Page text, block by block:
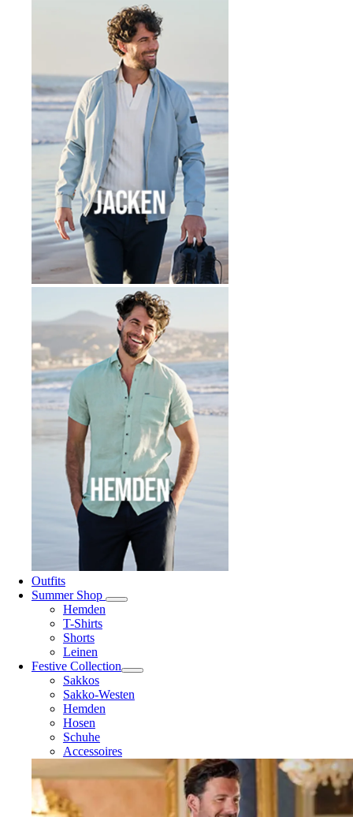
Outfits
Summer Shop
Hemden
T-Shirts
Shorts
Leinen
Festive Collection
Sakkos
Sakko-Westen
Hemden
Hosen
Schuhe
Accessoires